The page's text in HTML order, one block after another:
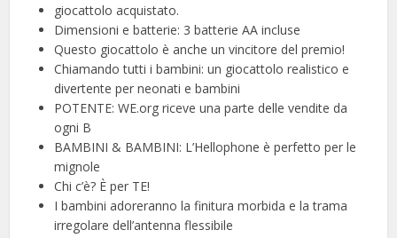
giocattolo acquistato.
Dimensioni e batterie: 3 batterie AA incluse
Questo giocattolo è anche un vincitore del premio!
Chiamando tutti i bambini: un giocattolo realistico e
divertente per neonati e bambini
POTENTE: WE.org riceve una parte delle vendite da
ogni B
BAMBINI & BAMBINI: L’Hellophone è perfetto per le
mignole
Chi c’è? È per TE!
I bambini adoreranno la finitura morbida e la trama
irregolare dell’antenna flessibile